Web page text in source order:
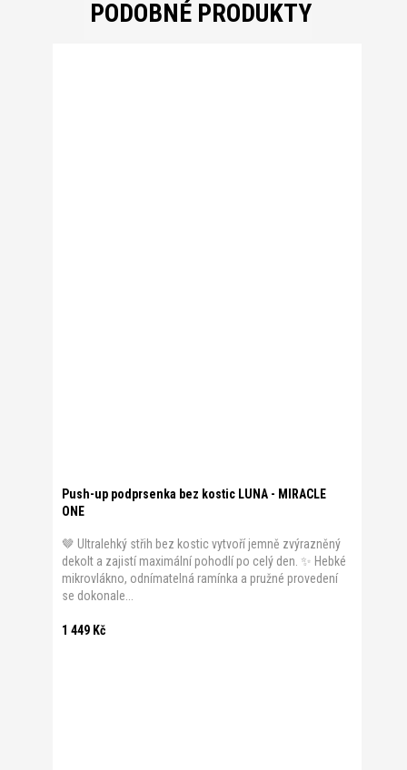
PODOBNÉ PRODUKTY
Push-up podprsenka bez kostic LUNA - MIRACLE
ONE
1 449 Kč
🤎 Ultralehký střih bez kostic vytvoří jemně zvýrazněný
dekolt a zajistí maximální pohodlí po celý den. ✨ Hebké
mikrovlákno, odnímatelná ramínka a pružné provedení
se dokonale...